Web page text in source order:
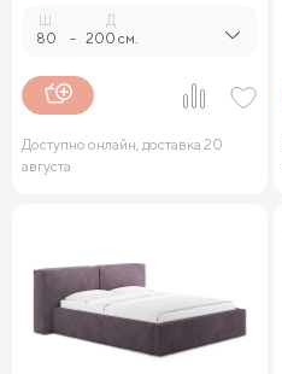
80 -
Д.
200 см.
Доступно онлайн, доставка 20
августа